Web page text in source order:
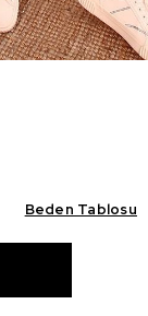
Beden Tablosu